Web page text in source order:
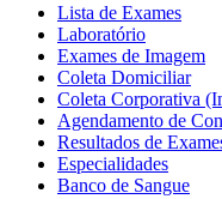
Lista de Exames
Laboratório
Exames de Imagem
Coleta Domiciliar
Coleta Corporativa
Agendamento de
Resultados de
Especialidades
Banco de Sangue